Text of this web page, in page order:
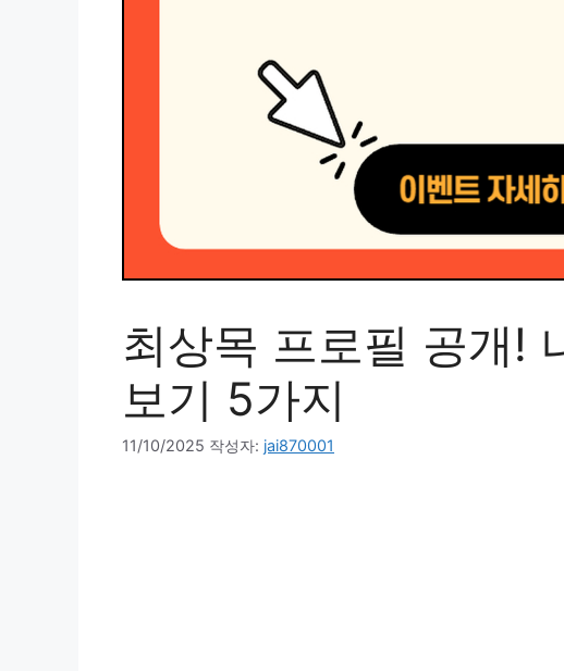
최상목 프로필 공개!
보기 5가지
11/10/2025 작성자: jai870001